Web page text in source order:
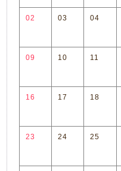
02 03 04
09 10 11
16 17 18
23 24 25